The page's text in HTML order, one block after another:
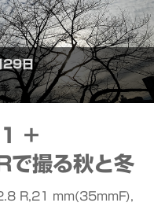
日
+
撮る秋と冬
R,21 mm(35mmF),